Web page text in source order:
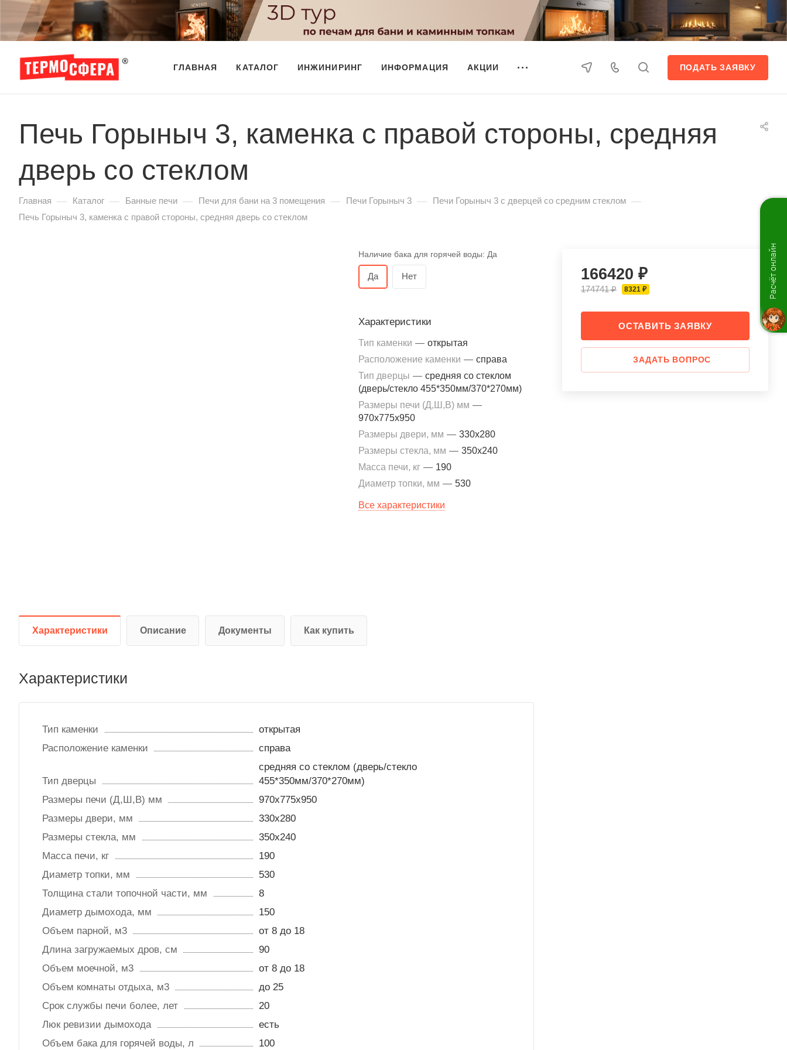
ГЛАВНАЯ КАТАЛОГ ИНЖИНИРИНГ ИНФОРМАЦИЯ АКЦИИ ПОДАТЬ ЗАЯВКУ
Печь Горыныч 3, каменка с правой стороны, средняя
дверь со стеклом
Главная — Каталог — Банные печи — Печи для бани на 3 помещения — Печи Горыныч 3 — Печи Горыныч 3 с дверцей со средним стеклом —
Печь Горыныч 3, каменка с правой стороны, средняя дверь со стеклом
166420 ₽
174741 ₽ 8321 ₽
ОСТАВИТЬ ЗАЯВКУ
ЗАДАТЬ ВОПРОС
Наличие бака для горячей воды: Да
Да Нет
Характеристики
Тип каменки — открытая
Расположение каменки — справа
Тип дверцы — средняя со стеклом
(дверь/стекло 455*350мм/370*270мм)
Размеры печи (Д,Ш,В) мм —
970x775x950
Размеры двери, мм — 330x280
Размеры стекла, мм — 350x240
Масса печи, кг — 190
Диаметр топки, мм — 530
Все характеристики
Характеристики Описание Документы Как купить
Характеристики
Тип каменки
открытая
Расположение каменки
справа
Тип дверцы
средняя со стеклом (дверь/стекло
455*350мм/370*270мм)
Размеры печи (Д,Ш,В) мм
970x775x950
Размеры двери, мм
330x280
Размеры стекла, мм
350x240
Масса печи, кг
190
Диаметр топки, мм
530
Толщина стали топочной части, мм
8
Диаметр дымохода, мм
150
Объем парной, м3
от 8 до 18
Длина загружаемых дров, см
90
Объем моечной, м3
от 8 до 18
Объем комнаты отдыха, м3
до 25
Срок службы печи более, лет
20
Люк ревизии дымохода
есть
Объем бака для горячей воды, л
100
Расчёт онлайн